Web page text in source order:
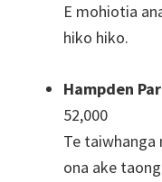
E mohiotia
hiko hiko.
Hampden
52,000
Te taiwhanga
ona ake